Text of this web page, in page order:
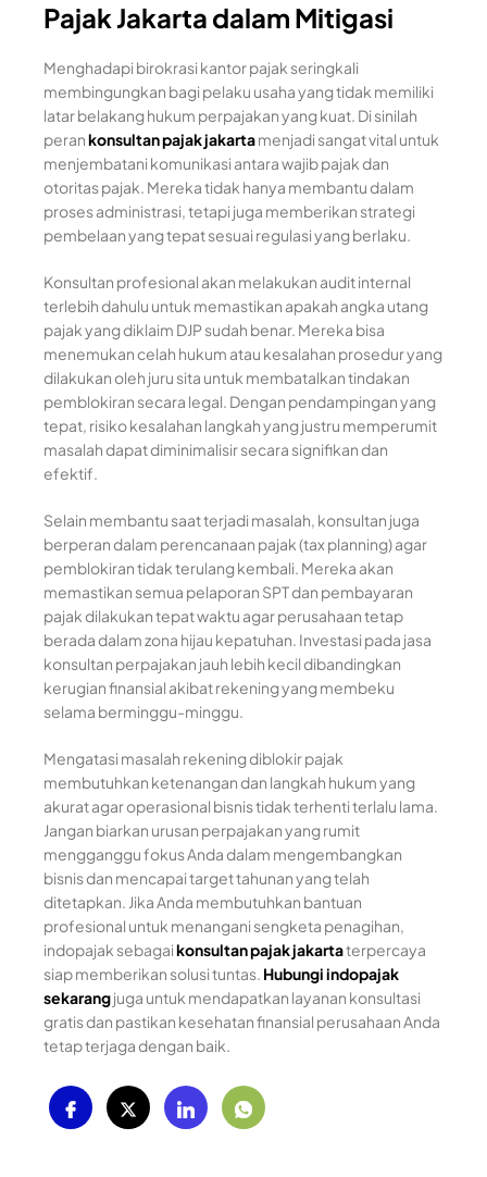
Pajak Jakarta dalam Mitigasi
Menghadapi birokrasi kantor pajak seringkali
membingungkan bagi pelaku usaha yang tidak memiliki
latar belakang hukum perpajakan yang kuat. Di sinilah
perankonsultan pajak jakartamenjadi sangat vital untuk
menjembatani komunikasi antara wajib pajak dan
otoritas pajak. Mereka tidak hanya membantu dalam
proses administrasi, tetapi juga memberikan strategi
pembelaan yang tepat sesuai regulasi yang berlaku.
Konsultan profesional akan melakukan audit internal
terlebih dahulu untuk memastikan apakah angka utang
pajak yang diklaim DJP sudah benar. Mereka bisa
menemukan celah hukum atau kesalahan prosedur yang
dilakukan oleh juru sita untuk membatalkan tindakan
pemblokiran secara legal. Dengan pendampingan yang
tepat, risiko kesalahan langkah yang justru memperumit
masalah dapat diminimalisir secara signifikan dan
efektif.
Selain membantu saat terjadi masalah, konsultan juga
berperan dalam perencanaan pajak (tax planning) agar
pemblokiran tidak terulang kembali. Mereka akan
memastikan semua pelaporan SPT dan pembayaran
pajak dilakukan tepat waktu agar perusahaan tetap
berada dalam zona hijau kepatuhan. Investasi pada jasa
konsultan perpajakan jauh lebih kecil dibandingkan
kerugian finansial akibat rekening yang membeku
selama berminggu-minggu.
Mengatasi masalah rekening diblokir pajak
membutuhkan ketenangan dan langkah hukum yang
akurat agar operasional bisnis tidak terhenti terlalu lama.
Jangan biarkan urusan perpajakan yang rumit
mengganggu fokus Anda dalam mengembangkan
bisnis dan mencapai target tahunan yang telah
ditetapkan. Jika Anda membutuhkan bantuan
profesional untuk menangani sengketa penagihan,
indopajak sebagaikonsultan pajak jakartaterpercaya
siap memberikan solusi tuntas. Hubungi indopajak
sekarangjuga untuk mendapatkan layanan konsultasi
gratis dan pastikan kesehatan finansial perusahaan Anda
tetap terjaga dengan baik.